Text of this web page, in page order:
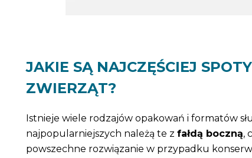
JAKIE SĄ NAJCZĘŚCIEJ
ZWIERZĄT?
Istnieje wiele rodzajów opakowań i formatów
najpopularniejszych należą te z fałdą boczną,
powszechne rozwiązanie w przypadku